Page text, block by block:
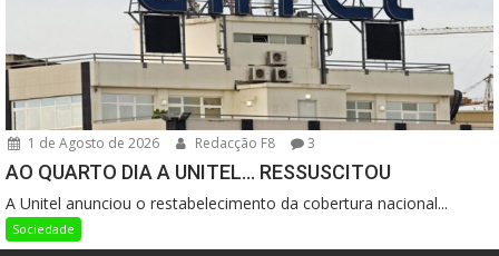
1 de Agosto de 2026 Redacção F8 3
AO QUARTO DIA A UNITEL… RESSUSCITOU
A Unitel anunciou o restabelecimento da cobertura nacional...
Sociedade